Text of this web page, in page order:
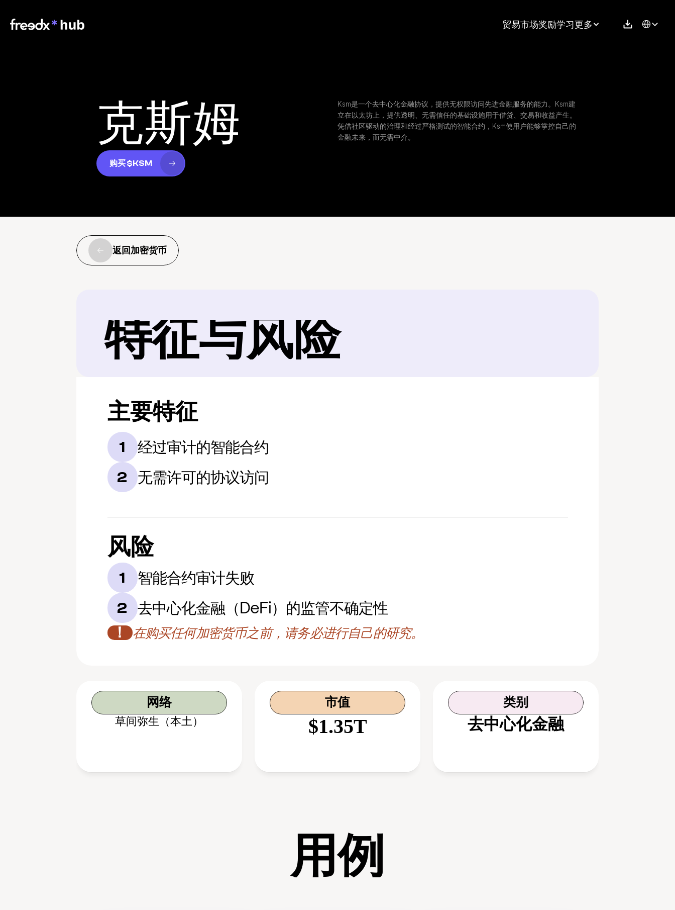
贸易市场奖励学习更多 Select
克斯姆
购买 $KSM
Ksm是一个去中心化金融协议，提供无权限访问先进金融服务的能力。Ksm建
立在以太坊上，提供透明、无需信任的基础设施用于借贷、交易和收益产生。
凭借社区驱动的治理和经过严格测试的智能合约，Ksm使用户能够掌控自己的
金融未来，而无需中介。
返回加密货币
特征与风险
主要特征
1 经过审计的智能合约
2 无需许可的协议访问
风险
1 智能合约审计失败
2 去中心化金融（DeFi）的监管不确定性
！ 在购买任何加密货币之前，请务必进行自己的研究。
网络
草间弥生（本土）
市值
$1.35T
类别
去中心化金融
用例